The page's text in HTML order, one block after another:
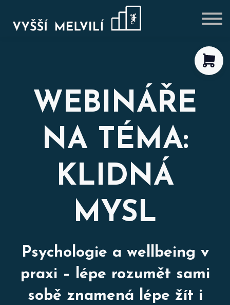
VÝHODNÉ BALÍČKY
BLOG
WEBINÁŘE
NA TÉMA:
KLIDNÁ
MYSL
Psychologie a wellbeing v
praxi – lépe rozumět sami
sobě znamená lépe žít i